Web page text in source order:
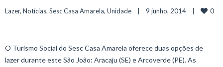
Lazer, Notícias, Sesc Casa Amarela, Unidade
    |    9 junho, 2014    |
0
O Turismo Social do Sesc Casa Amarela oferece duas opções de
lazer durante este São João: Aracaju (SE) e Arcoverde (PE). As